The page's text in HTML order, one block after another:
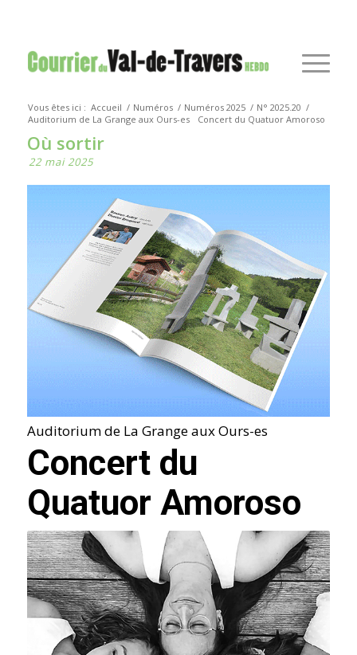
Vous êtes ici : Accueil / Numéros / Numéros 2025 / N° 2025.20 /
Auditorium de La Grange aux Ours-es
Concert du Quatuor Amoroso
Où sortir
22 mai 2025
Auditorium de La Grange aux Ours-es
Concert du
Quatuor Amoroso